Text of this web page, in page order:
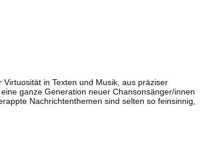
in Texten und Musik, aus präziser
ganze Generation neuer Chansonsänger/innen
Nachrichtenthemen sind selten so feinsinnig,